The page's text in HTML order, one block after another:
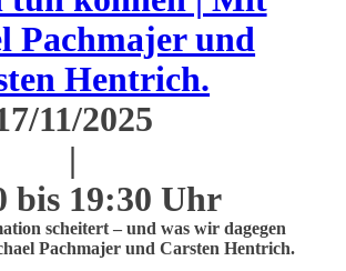
Pachmajer und
Hentrich.
11/2025
|
bis 19:30 Uhr
scheitert – und was wir dagegen
Pachmajer und Carsten Hentrich.